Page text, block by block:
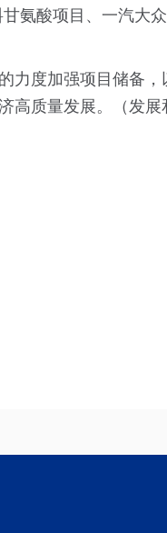
氨酸项目、一汽大
力度加强项目储备，
质量发展。（发展